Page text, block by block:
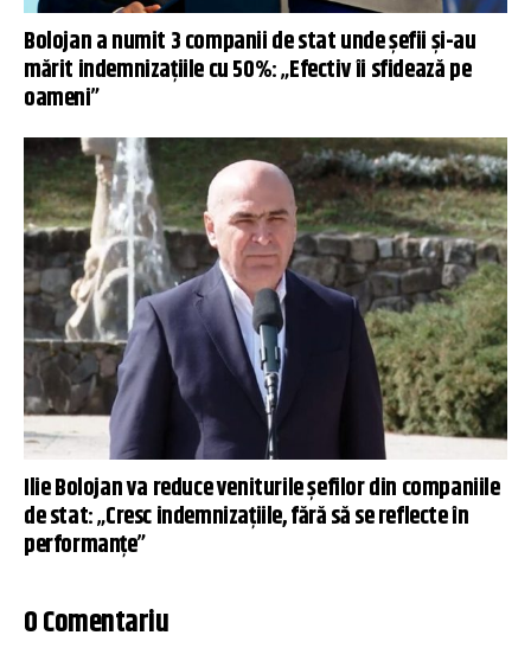
Bolojan a numit 3 companii de stat unde șefii și-au
mărit indemnizațiile cu 50%: „Efectiv îi sfidează pe
oameni”
Ilie Bolojan va reduce veniturile șefilor din companiile
de stat: „Cresc indemnizaţiile, fără să se reflecte în
performanţe”
0 Comentariu